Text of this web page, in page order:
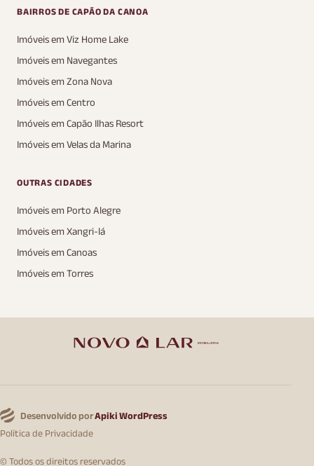
BAIRROS DE CAPÃO DA CANOA
Imóveis em Viz Home Lake
Imóveis em Navegantes
Imóveis em Zona Nova
Imóveis em Centro
Imóveis em Capão Ilhas Resort
Imóveis em Velas da Marina
OUTRAS CIDADES
Imóveis em Porto Alegre
Imóveis em Xangri-lá
Imóveis em Canoas
Imóveis em Torres
Desenvolvido porApiki WordPress
Política de Privacidade
© Todos os direitos reservados